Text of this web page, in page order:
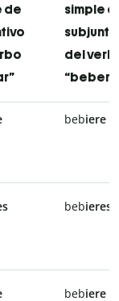
de
simple
del
“beber”
bebiere
bebieres
bebiere